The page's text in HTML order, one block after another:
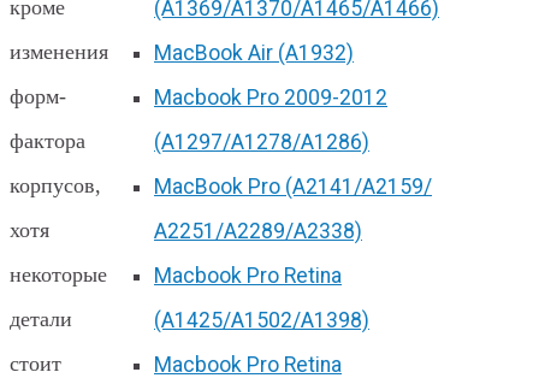
(A1369/A1370/A1465/A1466)
MacBook Air (A1932)
Macbook Pro 2009-2012
(A1297/A1278/A1286)
MacBook Pro (А2141/А2159/
А2251/A2289/A2338)
Macbook Pro Retina
(А1425/A1502/A1398)
Macbook Pro Retina
кроме
изменения
форм-
фактора
корпусов,
хотя
некоторые
детали
стоит